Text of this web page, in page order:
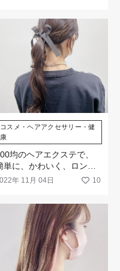
コスメ・ヘアアクセサリー・健
康
均のヘアエクステで、
単に、かわいく、ロング
アへ大変身！
年 11月 04日 10